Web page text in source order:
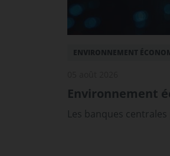
ENVIRONNEMENT
Environnement
Les banques